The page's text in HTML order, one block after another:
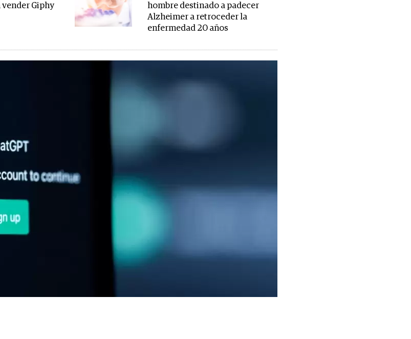
vender Giphy
hombre destinado a padecer
Alzheimer a retroceder la
enfermedad 20 años